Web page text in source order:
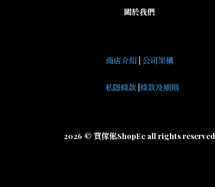
關於我們
商店介紹| 公司架構
私隱條款 條款及細則
2026 © 買傢俬ShopEc all rights reserved